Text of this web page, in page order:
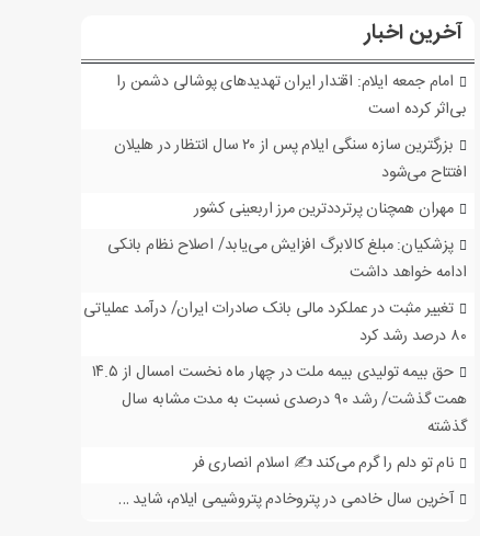
آخرین اخبار
امام جمعه ایلام: اقتدار ایران تهدیدهای پوشالی دشمن را
بی‌اثر کرده است
بزرگترین سازه سنگی ایلام پس از ۲۰ سال انتظار در هلیلان
افتتاح می‌شود
مهران همچنان پرترددترین مرز اربعینی کشور
پزشکیان: مبلغ کالابرگ افزایش می‌یابد/ اصلاح نظام بانکی
ادامه خواهد داشت
تغییر مثبت در عملکرد مالی بانک صادرات ایران/ درآمد عملیاتی
۸۰ درصد رشد کرد
حق بیمه تولیدی بیمه ملت در چهار ماه نخست امسال از ۱۴.۵
همت گذشت/ رشد ۹۰ درصدی نسبت به مدت مشابه سال
گذشته
نام تو دلم را گرم می‌کند ✍️ اسلام انصاری فر
آخرین سال خادمی در پتروخادم پتروشیمی ایلام، شاید …